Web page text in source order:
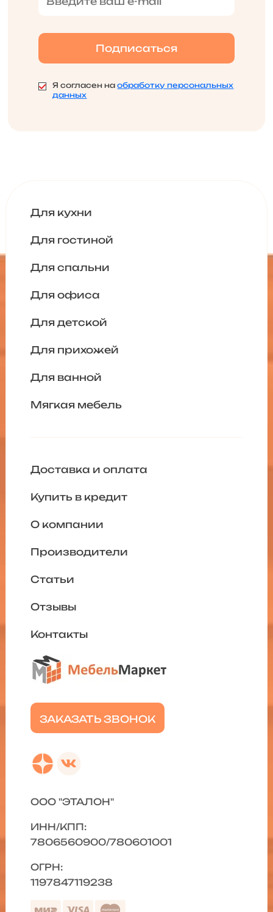
Я согласен наобработку персональных
данных
Для кухни
Для гостиной
Для спальни
Для офиса
Для детской
Для прихожей
Для ванной
Мягкая мебель
ЗАКАЗАТЬ ЗВОНОК
Доставка и оплата
Купить в кредит
О компании
Производители
Статьи
Отзывы
Контакты
ООО "ЭТАЛОН"
ИНН/КПП:
7806560900/780601001
ОГРН:
1197847119238